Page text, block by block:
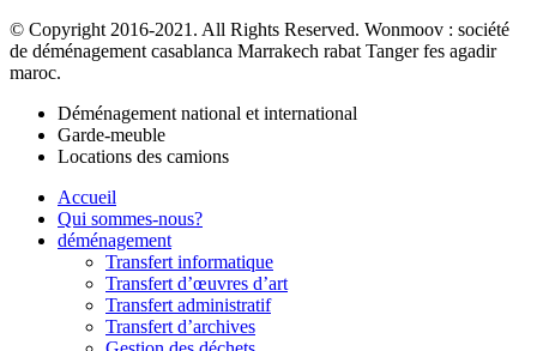
© Copyright 2016-2021. All Rights Reserved. Wonmoov : société
de déménagement casablanca Marrakech rabat Tanger fes agadir
maroc.
Déménagement national et international
Garde-meuble
Locations des camions
Accueil
Qui sommes-nous?
déménagement
Transfert informatique
Transfert d’œuvres d’art
Transfert administratif
Transfert d’archives